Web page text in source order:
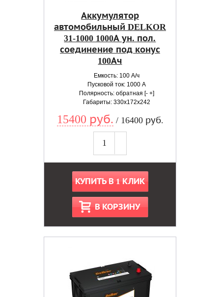
Аккумулятор
автомобильный DELKOR
31-1000 1000А ун. пол.
соединение под конус
100Ач
Емкость: 100 А/ч
Пусковой ток: 1000 А
Полярность: обратная [- +]
Габариты: 330x172x242
15400 руб. / 16400 руб.
КУПИТЬ В 1 КЛИК
В КОРЗИНУ